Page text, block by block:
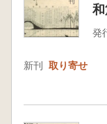
発
新刊 取り寄せ